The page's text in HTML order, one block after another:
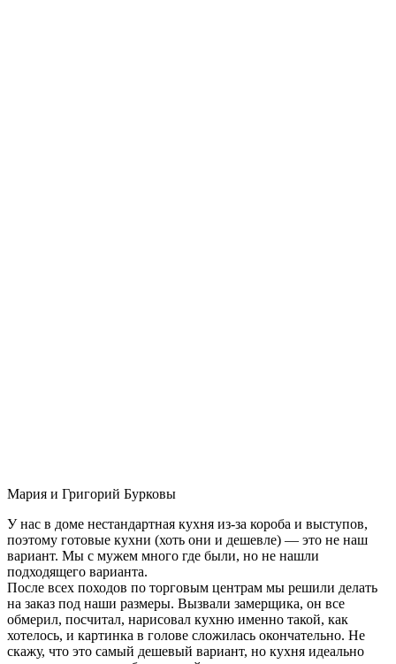
Мария и Григорий Бурковы
У нас в доме нестандартная кухня из-за короба и выступов,
поэтому готовые кухни (хоть они и дешевле) — это не наш
вариант. Мы с мужем много где были, но не нашли
подходящего варианта.
После всех походов по торговым центрам мы решили делать
на заказ под наши размеры. Вызвали замерщика, он все
обмерил, посчитал, нарисовал кухню именно такой, как
хотелось, и картинка в голове сложилась окончательно. Не
скажу, что это самый дешевый вариант, но кухня идеально